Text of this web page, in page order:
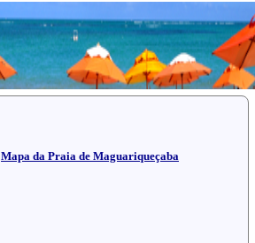
Mapa da Praia de Maguariqueçaba